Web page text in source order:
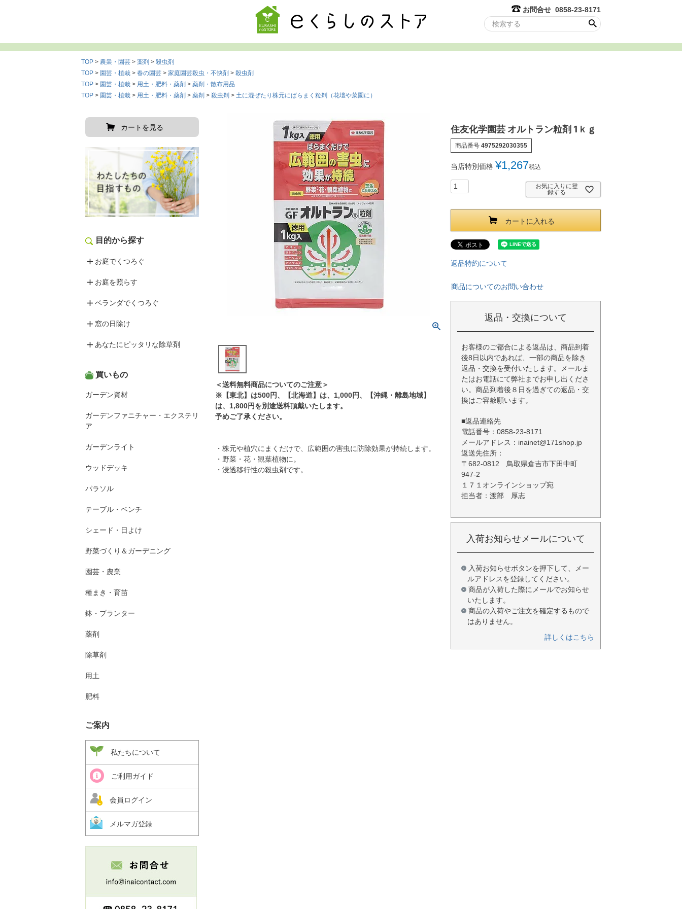
お問合せ 0858-23-8171
検索
TOP 農業・園芸 薬剤
殺虫剤
TOP
園芸・植栽 春の園芸 家庭園芸殺虫・不快剤
殺虫剤
TOP
園芸・植栽 用土・肥料・薬剤
薬剤・散布用品
TOP
園芸・植栽 用土・肥料・薬剤 薬剤 殺虫剤 土に混ぜたり株元にばらまく粒剤（花壇や菜園に）
カートを見る
目的から探す
お庭でくつろぐ
お庭を照らす
ベランダでくつろぐ
窓の日除け
あなたにピッタリな除草剤
買いもの
ガーデン資材
ガーデンファニチャー・エクステリ
ア
ガーデンライト
ウッドデッキ
パラソル
テーブル・ベンチ
シェード・日よけ
野菜づくり＆ガーデニング
園芸・農業
種まき・育苗
鉢・プランター
薬剤
除草剤
用土
肥料
ご案内
私たちについて
ご利用ガイド
会員ログイン
メルマガ登録
＜送料無料商品についてのご注意＞
※【東北】は500円、【北海道】は、1,000円、【沖縄・離島地域】
は、1,800円を別途送料頂戴いたします。
予めご了承ください。
・株元や植穴にまくだけで、広範囲の害虫に防除効果が持続します。
・野菜・花・観葉植物に。
・浸透移行性の殺虫剤です。
住友化学園芸 オルトラン粒剤 1ｋｇ
商品番号 4975292030355
当店特別価格 ¥1,267税込
お気に入りに登
録する
カートに入れる
返品特約について
商品についてのお問い合わせ
返品・交換について
お客様のご都合による返品は、商品到着
後8日以内であれば、一部の商品を除き
返品・交換を受付いたします。メールま
たはお電話にて弊社までお申し出くださ
い。商品到着後８日を過ぎての返品・交
換はご容赦願います。
■返品連絡先
電話番号：0858-23-8171
メールアドレス：inainet@171shop.jp
返送先住所：
〒682-0812 鳥取県倉吉市下田中町
947-2
１７１オンラインショップ宛
担当者：渡部 厚志
入荷お知らせメールについて
入荷お知らせボタンを押下して、メー
ルアドレスを登録してください。
商品が入荷した際にメールでお知らせ
いたします。
商品の入荷やご注文を確定するもので
はありません。
詳しくはこちら